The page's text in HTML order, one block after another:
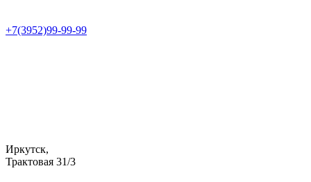
+7(3952)99-99-99
Иркутск,
Трактовая 31/3